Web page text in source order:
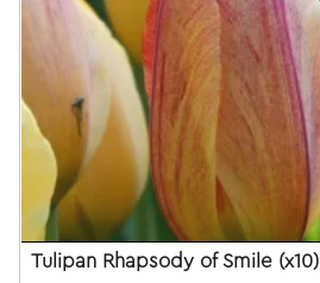
Tulipan Rhapsody of Smile (x10)